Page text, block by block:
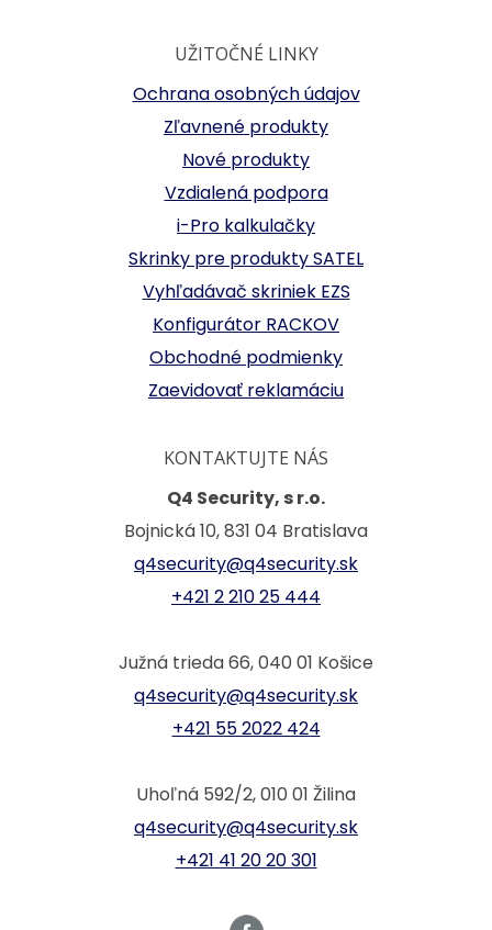
UŽITOČNÉ LINKY
Ochrana osobných údajov
Zľavnené produkty
Nové produkty
Vzdialená podpora
i-Pro kalkulačky
Skrinky pre produkty SATEL
Vyhľadávač skriniek EZS
Konfigurátor RACKOV
Obchodné podmienky
Zaevidovať reklamáciu
KONTAKTUJTE NÁS
Q4 Security, s r.o.
Bojnická 10, 831 04 Bratislava
q4security@q4security.sk
+421 2 210 25 444
Južná trieda 66, 040 01 Košice
q4security@q4security.sk
+421 55 2022 424
Uhoľná 592/2, 010 01 Žilina
q4security@q4security.sk
+421 41 20 20 301